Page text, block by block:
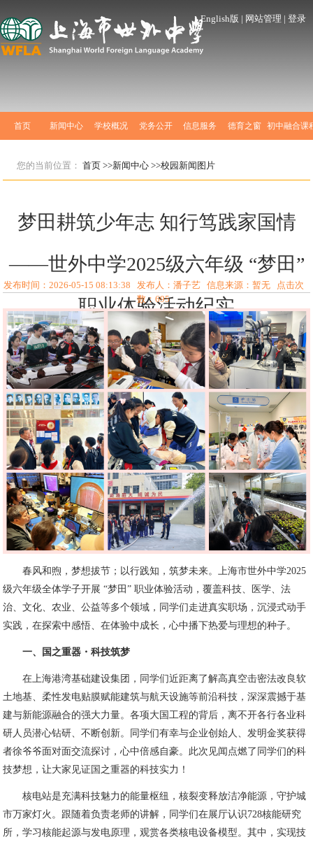
English版 | 网站管理 | 登录
首页 新闻中心 学校概况 党务公开 信息服务 德育之窗 初中融合课
您的当前位置：首页 >>新闻中心 >>校园新闻图片
梦田耕筑少年志 知行笃践家国情
——世外中学2025级六年级 “梦田”
职业体验活动纪实
发布时间：2026-05-15 08:13:38 发布人：潘子艺 信息来源：暂无 点击次
数：695
春风和煦，梦想拔节；以行践知，筑梦未来。上海市世外中学2025
级六年级全体学子开展 “梦田” 职业体验活动，覆盖科技、医学、法
治、文化、农业、公益等多个领域，同学们走进真实职场，沉浸式动手
实践，在探索中感悟、在体验中成长，心中播下热爱与理想的种子。
一、 国之重器・科技筑梦
在上海港湾基础建设集团，同学们近距离了解高真空击密法改良软
土地基、柔性发电贴膜赋能建筑与航天设施等前沿科技，深深震撼于基
建与新能源融合的强大力量。各项大国工程的背后，离不开各行各业科
研人员潜心钻研、不断创新。同学们有幸与企业创始人、发明金奖获得
者徐爷爷面对面交流探讨，心中倍感自豪。此次见闻点燃了同学们的科
技梦想，让大家见证国之重器的科技实力！
核电站是充满科技魅力的能量枢纽，核裂变释放洁净能源，守护城
市万家灯火。跟随着负责老师的讲解，同学们在展厅认识728核能研究
所，学习核能起源与发电原理，观赏各类核电设备模型。其中，实现技